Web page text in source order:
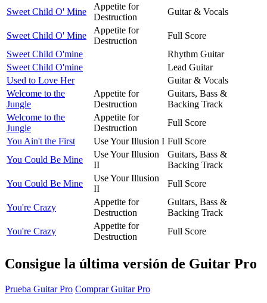
Sweet Child O' Mine
Appetite for
Destruction
Guitar & Vocals
Sweet Child O' Mine
Appetite for
Destruction
Full Score
Sweet Child O'mine
Rhythm Guitar
Sweet Child O'mine
Lead Guitar
Used to Love Her
Guitar & Vocals
Welcome to the
Jungle
Appetite for
Destruction
Guitars, Bass &
Backing Track
Welcome to the
Jungle
Appetite for
Destruction
Full Score
You Ain't the First
Use Your Illusion I Full Score
You Could Be Mine
Use Your Illusion
II
Guitars, Bass &
Backing Track
You Could Be Mine
Use Your Illusion
II
Full Score
You're Crazy
Appetite for
Destruction
Guitars, Bass &
Backing Track
You're Crazy
Appetite for
Destruction
Full Score
Consigue la última versión de Guitar Pro
Prueba Guitar Pro Comprar Guitar Pro